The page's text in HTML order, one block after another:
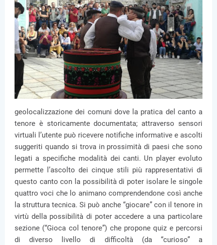
geolocalizzazione dei comuni dove la pratica del canto a
tenore è storicamente documentata; attraverso sensori
virtuali l’utente può ricevere notifiche informative e ascolti
suggeriti quando si trova in prossimità di paesi che sono
legati a specifiche modalità dei canti. Un player evoluto
permette l’ascolto dei cinque stili più rappresentativi di
questo canto con la possibilità di poter isolare le singole
quattro voci che lo animano comprendendone così anche
la struttura tecnica. Si può anche “giocare” con il tenore in
virtù della possibilità di poter accedere a una particolare
sezione (“Gioca col tenore”) che propone quiz e percorsi
di diverso livello di difficoltà (da “curioso” a